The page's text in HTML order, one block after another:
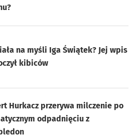
na myśli Iga Świątek? Jej wpis
kibiców
Hurkacz przerywa milczenie po
odpadnięciu z